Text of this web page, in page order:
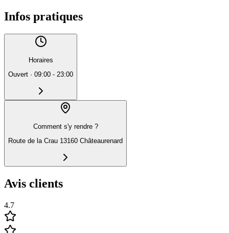
Infos pratiques
Horaires
Ouvert · 09:00 - 23:00
Comment s'y rendre ?
Route de la Crau 13160 Châteaurenard
Avis clients
4.7